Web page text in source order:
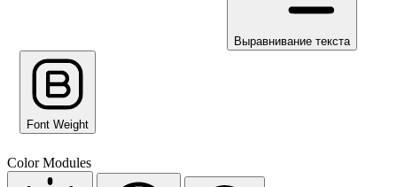
Выравнивание текста
Font Weight
Color Modules